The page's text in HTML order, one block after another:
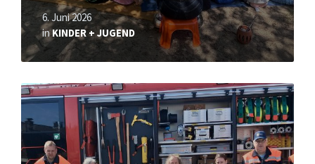
6. Juni 2026
inKINDER + JUGEND
Read
More